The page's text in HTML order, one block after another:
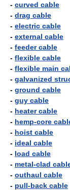
- curved cable
- drag cable
- electric cable
- external cable
- feeder cable
- flexible cable
- flexible main
- galvanized
- ground cable
- guy cable
- heater cable
- hemp-core
- hoist cable
- ideal cable
- load cable
- metal-clad
- outhaul cable
- pull-back cable